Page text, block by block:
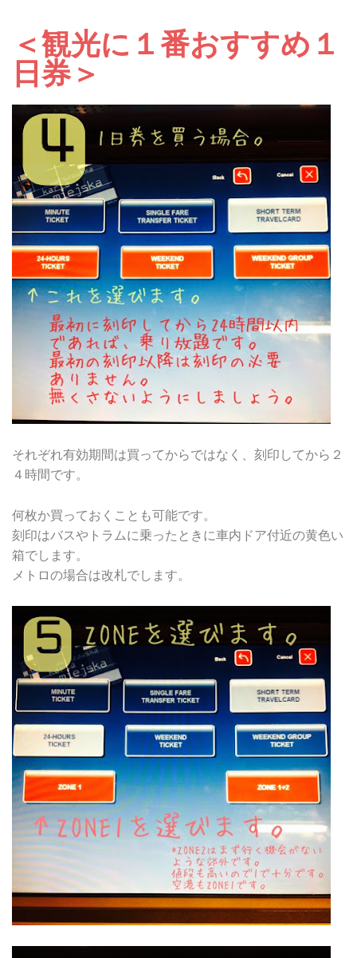
＜観光に１番おすすめ１
日券＞
それぞれ有効期間は買ってからではなく、刻印してから２
４時間です。
何枚か買っておくことも可能です。
刻印はバスやトラムに乗ったときに車内ドア付近の黄色い
箱でします。
メトロの場合は改札でします。